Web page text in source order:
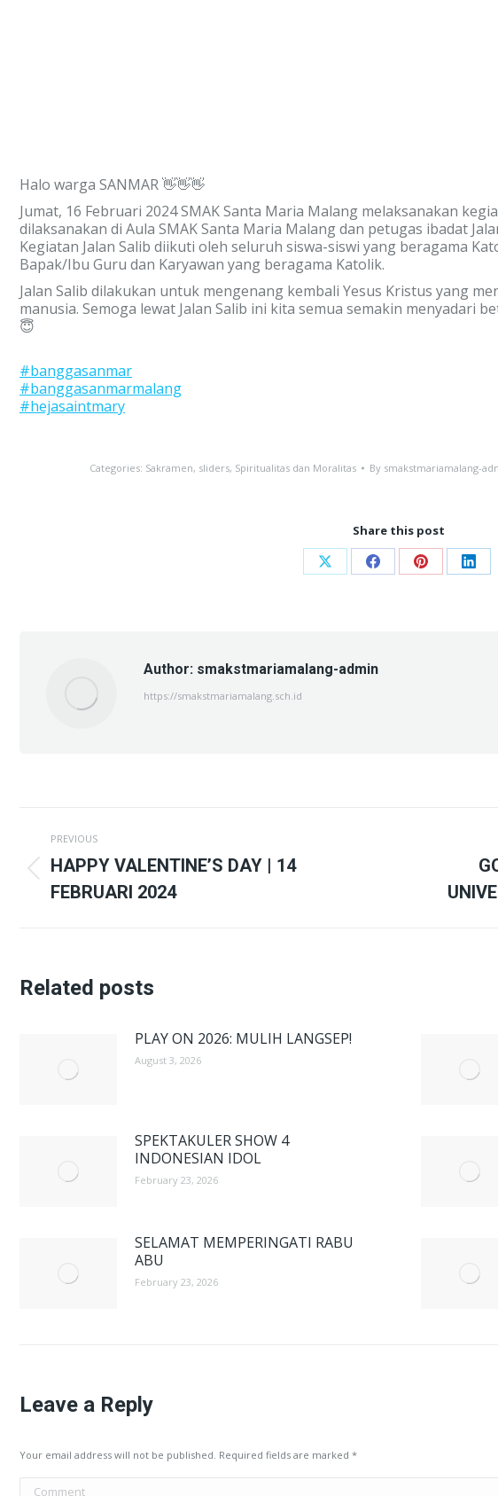
Halo warga SANMAR 👋👋👋
Jumat, 16 Februari 2024 SMAK Santa Maria Malang melaksanakan
dilaksanakan di Aula SMAK Santa Maria Malang dan petugas ibadat
Kegiatan Jalan Salib diikuti oleh seluruh siswa-siswi yang beragama
Bapak/Ibu Guru dan Karyawan yang beragama Katolik.
Jalan Salib dilakukan untuk mengenang kembali Yesus Kristus yang
manusia. Semoga lewat Jalan Salib ini kita semua semakin menyadari
😇
#banggasanmar
#banggasanmarmalang
#hejasaintmary
Categories: Sakramen, sliders, Spiritualitas dan Moralitas By smakstmariamalang-
Share this post
Share Share Share Share
Author: smakstmariamalang-admin
https://smakstmariamalang.sch.id
Post
navigation
PREVIOUS
Previous
post:
HAPPY VALENTINE’S DAY | 14
FEBRUARI 2024
post:
Related posts
PLAY ON 2026: MULIH LANGSEP!
August 3, 2026
SPEKTAKULER SHOW 4
INDONESIAN IDOL
February 23, 2026
SELAMAT MEMPERINGATI RABU
ABU
February 23, 2026
Leave a Reply
Your email address will not be published. Required fields are marked *
Comment